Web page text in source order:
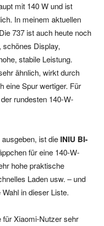
mit 140 W und ist
In meinem aktuellen
737 ist auch heute noch
schönes Display,
stabile Leistung.
ähnlich, wirkt durch
eine Spur wertiger. Für
rundesten 140-W-
ist die INIU BI-
für eine 140-W-
hohe praktische
Laden usw. – und
in dieser Liste.
für Xiaomi-Nutzer sehr